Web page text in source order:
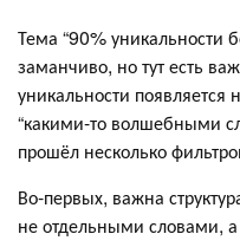
Тема “90% уникальности
заманчиво, но тут есть
уникальности появляется
“какими-то волшебными
прошёл несколько
Во-первых, важна
не отдельными словами,